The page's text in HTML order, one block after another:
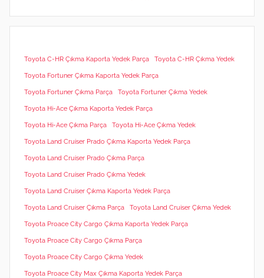
Toyota C-HR Çıkma Kaporta Yedek Parça Toyota C-HR Çıkma Yedek
Toyota Fortuner Çıkma Kaporta Yedek Parça
Toyota Fortuner Çıkma Parça Toyota Fortuner Çıkma Yedek
Toyota Hi-Ace Çıkma Kaporta Yedek Parça
Toyota Hi-Ace Çıkma Parça Toyota Hi-Ace Çıkma Yedek
Toyota Land Cruiser Prado Çıkma Kaporta Yedek Parça
Toyota Land Cruiser Prado Çıkma Parça
Toyota Land Cruiser Prado Çıkma Yedek
Toyota Land Cruiser Çıkma Kaporta Yedek Parça
Toyota Land Cruiser Çıkma Parça Toyota Land Cruiser Çıkma Yedek
Toyota Proace City Cargo Çıkma Kaporta Yedek Parça
Toyota Proace City Cargo Çıkma Parça
Toyota Proace City Cargo Çıkma Yedek
Toyota Proace City Max Çıkma Kaporta Yedek Parça